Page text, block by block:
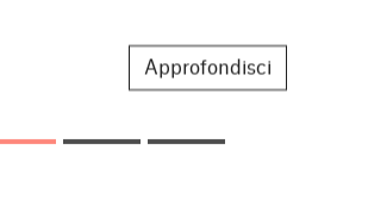
Approfondisci